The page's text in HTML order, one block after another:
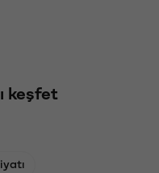
keşfet